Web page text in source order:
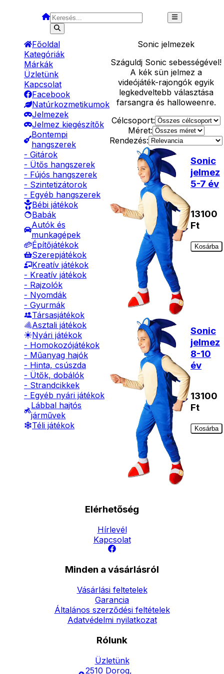
Főoldal
Kategóriák
Márkák
Üzletünk
Kapcsolat
Facebook
Natúrkozmetikumok
Jelmezek
Jelmez kiegészítők
Bontempi
hangszerek
- Gitárok
- Ütős hangszerek
- Fújós hangszerek
- Szintetizátorok
- Egyéb hangszerek
Bébi játékok
Babák
Autók és
munkagépek
Építőjátékok
Szerepjátékok
Kreatív játékok
- Kreatív játékok
- Rajzolók
- Nyomdák
- Gyurmák
Társasjátékok
Asztali játékok
Nyári játékok
- Homokozójátékok
- Műanyag hajók
- Hinta, csúszda
- Ütők, dobálók
- Strandcikkek
- Egyéb nyári játékok
Lábbal hajtós
járművek
Téli játékok
Sonic jelmezek
Száguldj Sonic sebességével!
A kék sün jelmez a
videójáték-rajongók egyik
legkedveltebb választása
farsangra és halloweenre.
Célcsoport:
Méret:
Rendezés:
Sonic
jelmez
5-7 év
13100
Ft
Kosárba
Sonic
jelmez
8-10
év
13100
Ft
Kosárba
Elérhetőség
Hírlevél
Kapcsolat
Minden a vásárlásról
Vásárlási feltetelek
Garancia
Általános szerződési feltételek
Adatvédelmi nyilatkozat
Rólunk
Üzletünk
2510 Dorog,